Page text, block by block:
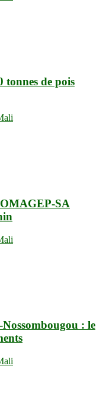
tonnes de pois
SA
: le